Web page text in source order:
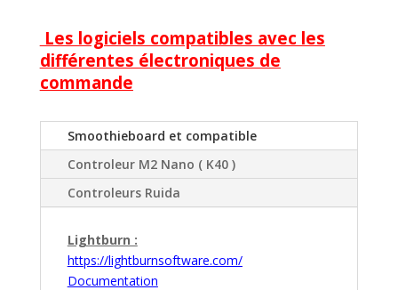
Les logiciels compatibles avec les
différentes électroniques de
commande
Smoothieboard et compatible
Controleur M2 Nano ( K40 )
Controleurs Ruida
Lightburn :
https://lightburnsoftware.com/
Documentation